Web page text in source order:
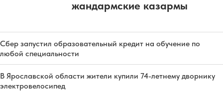
жандармские казармы
Сбер запустил образовательный кредит на обучение по
любой специальности
В Ярославской области жители купили 74-летнему дворнику
электровелосипед